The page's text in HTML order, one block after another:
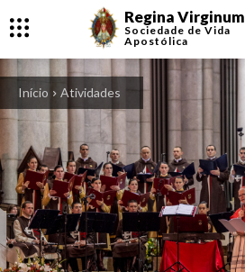
Regina Virginum
Sociedade de Vida
Apostólica
Início Atividades